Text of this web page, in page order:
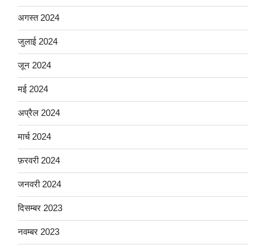
अगस्त 2024
जुलाई 2024
जून 2024
मई 2024
अप्रैल 2024
मार्च 2024
फ़रवरी 2024
जनवरी 2024
दिसम्बर 2023
नवम्बर 2023